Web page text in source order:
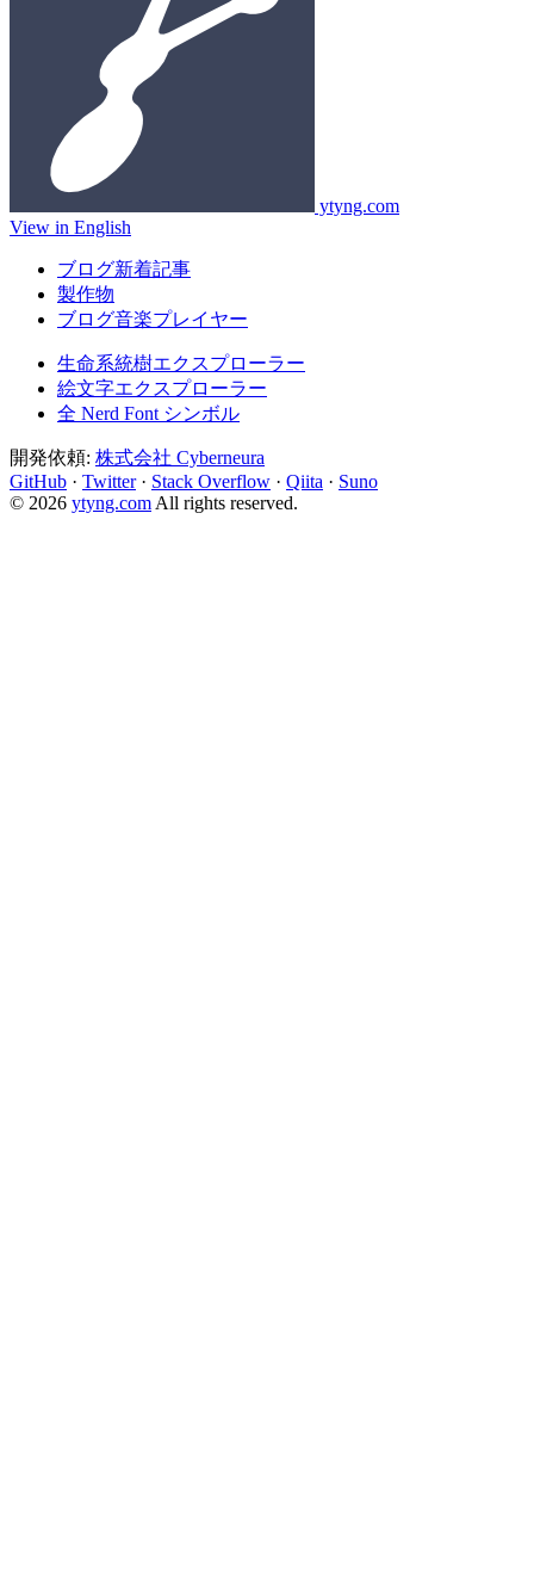
ytyng.com
View in English
ブログ新着記事
製作物
ブログ音楽プレイヤー
生命系統樹エクスプローラー
絵文字エクスプローラー
全 Nerd Font シンボル
開発依頼: 株式会社 Cyberneura
GitHub · Twitter · Stack Overflow · Qiita · Suno
© 2026 ytyng.com All rights reserved.